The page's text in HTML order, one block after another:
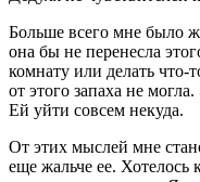
Больше всего мне было
она бы не перенесла
комнату или делать что-
от этого запаха не
Ей уйти совсем некуда.
От этих мыслей мне
еще жальче ее. Хотелось